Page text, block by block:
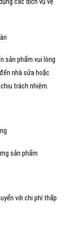
sản phẩm vui lòng
nhà sửa hoặc
trách nhiệm.
sản phẩm
với chi phí thấp